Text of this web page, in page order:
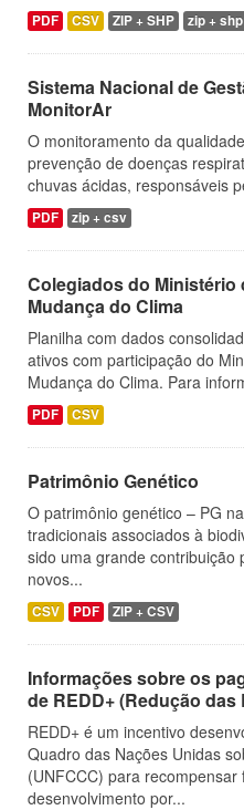
PDF CSV ZIP + SHP zip + shp
Sistema Nacional de
MonitorAr
O monitoramento da
prevenção de doenças
chuvas ácidas, responsáveis
PDF zip + csv
Colegiados do Ministério
Mudança do Clima
Planilha com dados
ativos com participação do
Mudança do Clima. Para
PDF CSV
Patrimônio Genético
O patrimônio genético – PG
tradicionais associados à
sido uma grande contribuição
novos...
CSV PDF ZIP + CSV
Informações sobre os
de REDD+ (Redução das
REDD+ é um incentivo
Quadro das Nações Unidas
(UNFCCC) para
desenvolvimento por...